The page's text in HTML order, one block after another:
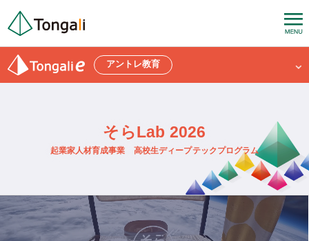
アントレ教育
そらLab 2026
起業家人材育成事業 高校生ディープテックプログラム